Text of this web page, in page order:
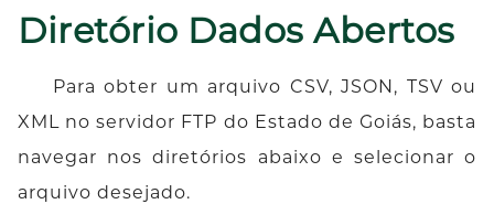
Diretório Dados Abertos
Para obter um arquivo CSV, JSON, TSV ou
XML no servidor FTP do Estado de Goiás, basta
navegar nos diretórios abaixo e selecionar o
arquivo desejado.